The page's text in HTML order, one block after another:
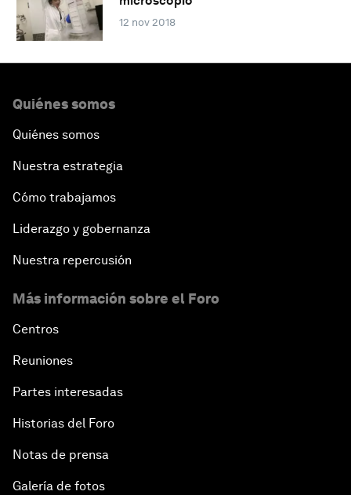
12 nov 2018
Quiénes somos
Quiénes somos
Nuestra estrategia
Cómo trabajamos
Liderazgo y gobernanza
Nuestra repercusión
Más información sobre el Foro
Centros
Reuniones
Partes interesadas
Historias del Foro
Notas de prensa
Galería de fotos